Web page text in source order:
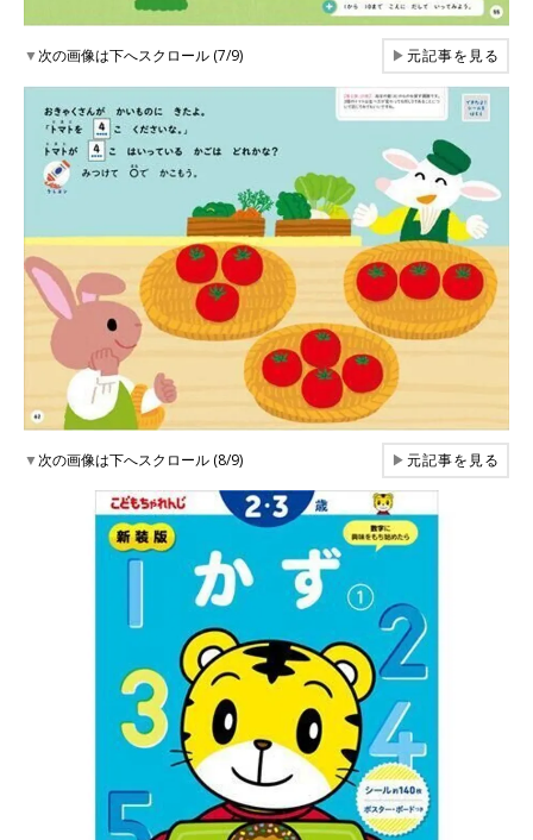
▼次の画像は下へスクロール (7/9) ▶元記事を見る
▼次の画像は下へスクロール (8/9) ▶元記事を見る